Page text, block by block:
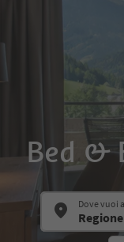
Bed &
Dove vuoi